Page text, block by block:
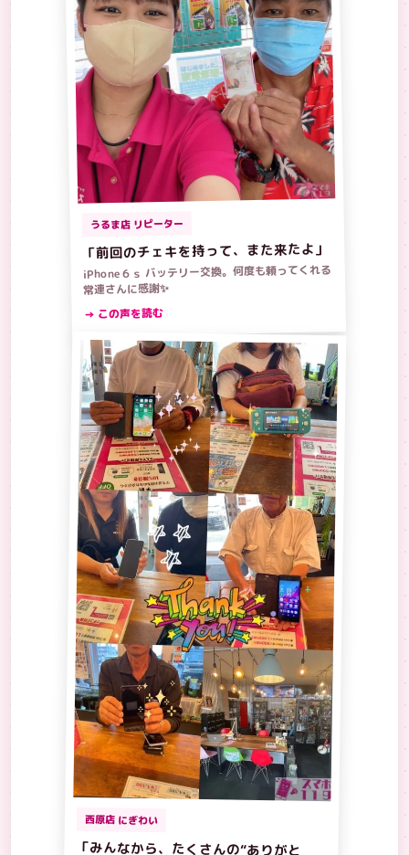
うるま店 リピーター
「前回のチェキを持って、また来たよ」
iPhone６ｓ バッテリー交換。何度も頼ってくれる
常連さんに感謝✨
→ この声を読む
西原店 にぎわい
「みんなから、たくさんの“ありがと